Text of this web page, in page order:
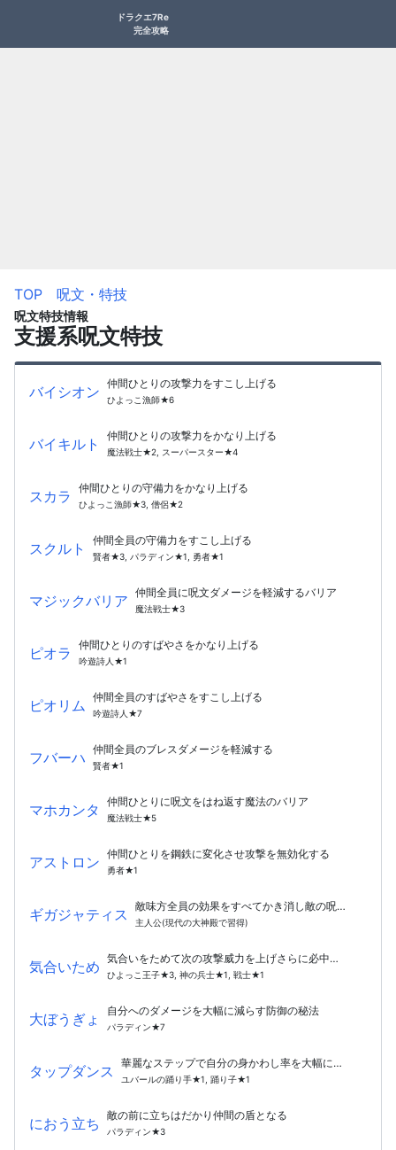
ドラクエ7Re
完全攻略
TOP 呪文・特技
呪文特技情報
支援系呪文特技
バイシオン 仲間ひとりの攻撃力をすこし上げる
ひよっこ漁師★6
バイキルト 仲間ひとりの攻撃力をかなり上げる
魔法戦士★2, スーパースター★4
スカラ 仲間ひとりの守備力をかなり上げる
ひよっこ漁師★3, 僧侶★2
スクルト 仲間全員の守備力をすこし上げる
賢者★3, パラディン★1, 勇者★1
マジックバリア 仲間全員に呪文ダメージを軽減するバリア
魔法戦士★3
ピオラ 仲間ひとりのすばやさをかなり上げる
吟遊詩人★1
ピオリム 仲間全員のすばやさをすこし上げる
吟遊詩人★7
フバーハ 仲間全員のブレスダメージを軽減する
賢者★1
マホカンタ 仲間ひとりに呪文をはね返す魔法のバリア
魔法戦士★5
アストロン 仲間ひとりを鋼鉄に変化させ攻撃を無効化する
勇者★1
ギガジャティス 敵味方全員の効果をすべてかき消し敵の呪文を遮断する
主人公(現代の大神殿で習得)
気合いため 気合いをためて次の攻撃威力を上げさらに必中させる
ひよっこ王子★3, 神の兵士★1, 戦士★1
大ぼうぎょ 自分へのダメージを大幅に減らす防御の秘法
パラディン★7
タップダンス 華麗なステップで自分の身かわし率を大幅に上げる
ユバールの踊り手★1, 踊り子★1
におう立ち 敵の前に立ちはだかり仲間の盾となる
パラディン★3